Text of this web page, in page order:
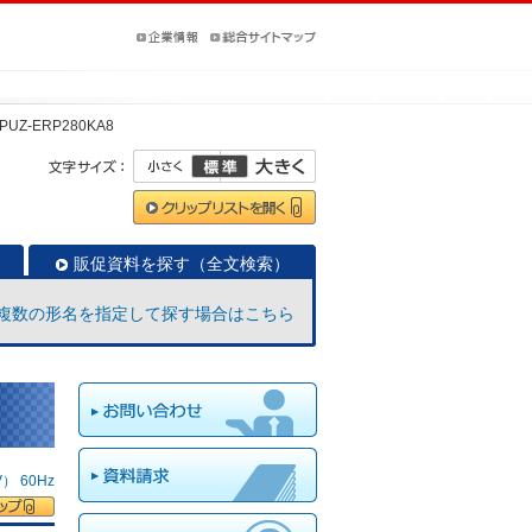
PUZ-ERP280KA8
販促資料を探す（全文検索）
数の形名を指定して探す場合はこちら
60Hz